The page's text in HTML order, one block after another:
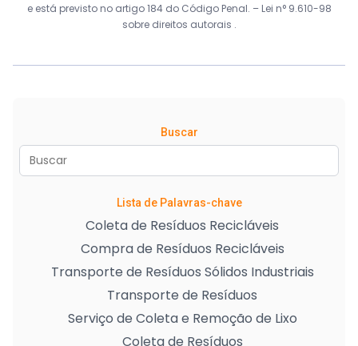
e está previsto no artigo 184 do Código Penal. – Lei n° 9.610-98
sobre direitos autorais .
Buscar
Lista de Palavras-chave
Coleta de Resíduos Recicláveis
Compra de Resíduos Recicláveis
Transporte de Resíduos Sólidos Industriais
Transporte de Resíduos
Serviço de Coleta e Remoção de Lixo
Coleta de Resíduos